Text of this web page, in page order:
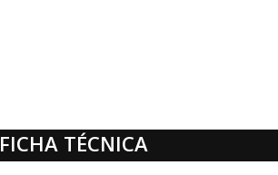
FICHA TÉCNICA